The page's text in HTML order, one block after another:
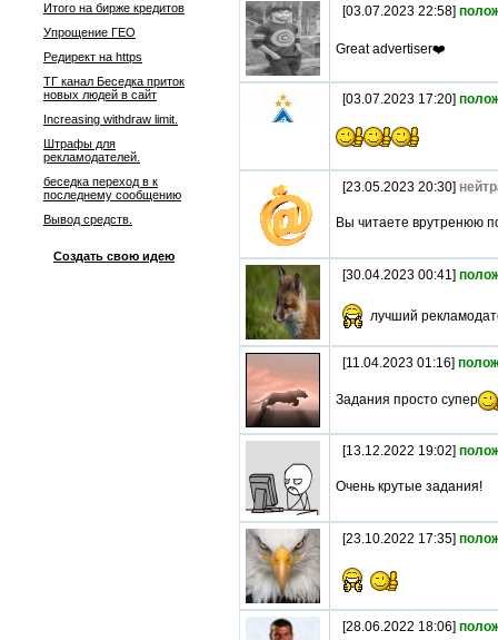
Итого на бирже кредитов
Упрощение ГЕО
Редирект на https
ТГ канал Беседка приток
новых людей в сайт
Increasing withdraw limit.
Штрафы для
рекламодателей.
беседка переход в к
последнему сообщению
Вывод средств.
Создать свою идею
[03.07.2023 22:58]
Great advertiser❤️
[03.07.2023 17:20]
[23.05.2023 20:30]
Вы читаете врутренюю
[30.04.2023 00:41]
лучший
[11.04.2023 01:16]
Задания просто супер
[13.12.2022 19:02]
Очень крутые задания!
[23.10.2022 17:35]
[28.06.2022 18:06]